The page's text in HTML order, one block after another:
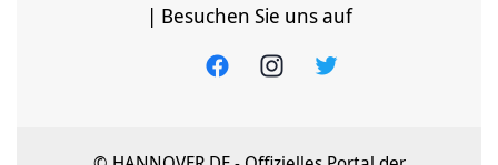
| Besuchen Sie uns auf